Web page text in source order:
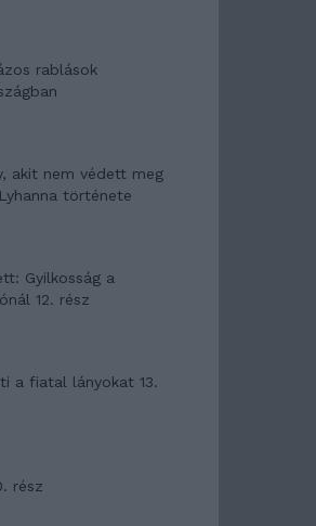
rablások
akit nem védett meg
története
Gyilkosság a
12. rész
a fiatal lányokat 13.
rész